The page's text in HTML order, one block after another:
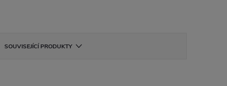
SOUVISEJÍCÍ PRODUKTY